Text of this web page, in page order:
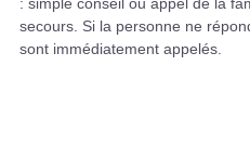
secours. Si la personne ne
sont immédiatement appelés.